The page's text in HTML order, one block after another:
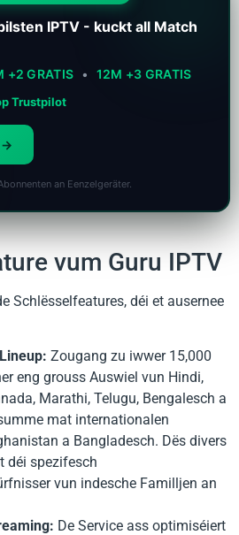
IPTV - kuckt all Match
+2 GRATIS • 12M +3 GRATIS
Trustpilot
an Eenzelgeräter.
vum Guru IPTV
Schlësselfeatures, déi et ausernee
Zougang zu iwwer 15,000
eng grouss Auswiel vun Hindi,
Marathi, Telugu, Bengalesch a
mat internationalen
a Bangladesch. Dës divers
déi spezifesch
vun indesche Familljen an
De Service ass optimiséiert